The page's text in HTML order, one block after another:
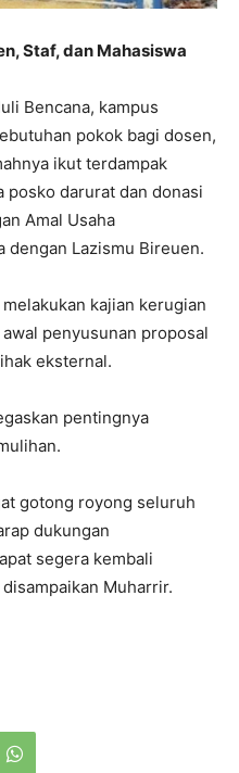
Staf, dan Mahasiswa
Bencana, kampus
pokok bagi dosen,
ikut terdampak
posko darurat dan donasi
Amal Usaha
dengan Lazismu Bireuen.
kajian kerugian
penyusunan proposal
eksternal.
pentingnya
gotong royong seluruh
dukungan
segera kembali
Muharrir.